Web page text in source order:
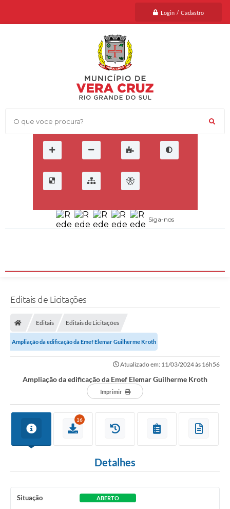
Login / Cadastro
O que voce procura?
Siga-nos
Editais de Licitações
Editais Editais de Licitações
Ampliação da edificação da Emef Elemar Guilherme Kroth
Atualizado em: 11/03/2024 às 16h56
Ampliação da edificação da Emef Elemar Guilherme Kroth
Imprimir
16
Detalhes
Situação ABERTO